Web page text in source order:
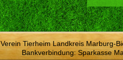
Verein Tierheim Landkreis Marburg-
Bankverbindung: Sparkasse